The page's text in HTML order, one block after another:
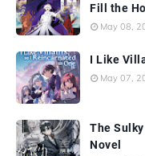
Fill the
May 08,
I Like
May 07,
The
Novel